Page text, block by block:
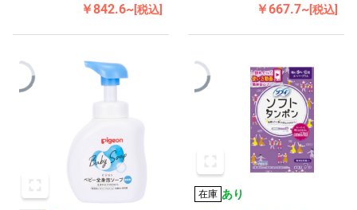
￥842.6~[税込] ￥667.7~[税込]
在庫 あり